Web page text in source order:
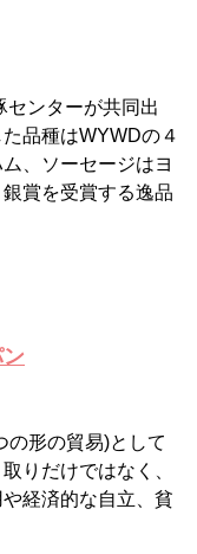
センターが共同出
品種はWYWDの４
、ソーセージはヨ
賞を受賞する逸品
の形の貿易)として
りだけではなく、
経済的な自立、貧